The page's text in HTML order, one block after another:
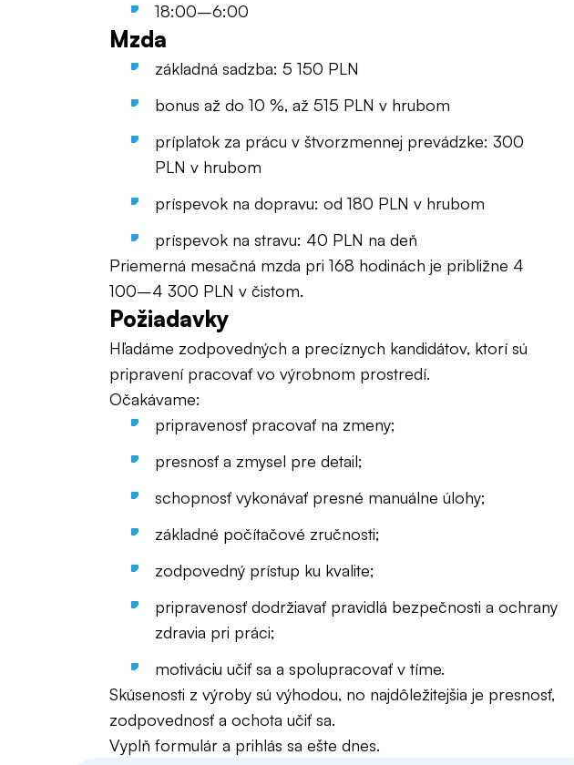
18:00–6:00
Mzda
základná sadzba: 5 150 PLN
bonus až do 10 %, až 515 PLN v hrubom
príplatok za prácu v štvorzmennej prevádzke: 300
PLN v hrubom
príspevok na dopravu: od 180 PLN v hrubom
príspevok na stravu: 40 PLN na deň
Priemerná mesačná mzda pri 168 hodinách je približne 4
100–4 300 PLN v čistom.
Požiadavky
Hľadáme zodpovedných a precíznych kandidátov, ktorí sú
pripravení pracovať vo výrobnom prostredí.
Očakávame:
pripravenosť pracovať na zmeny;
presnosť a zmysel pre detail;
schopnosť vykonávať presné manuálne úlohy;
základné počítačové zručnosti;
zodpovedný prístup ku kvalite;
pripravenosť dodržiavať pravidlá bezpečnosti a ochrany
zdravia pri práci;
motiváciu učiť sa a spolupracovať v tíme.
Skúsenosti z výroby sú výhodou, no najdôležitejšia je presnosť,
zodpovednosť a ochota učiť sa.
Vyplň formulár a prihlás sa ešte dnes.